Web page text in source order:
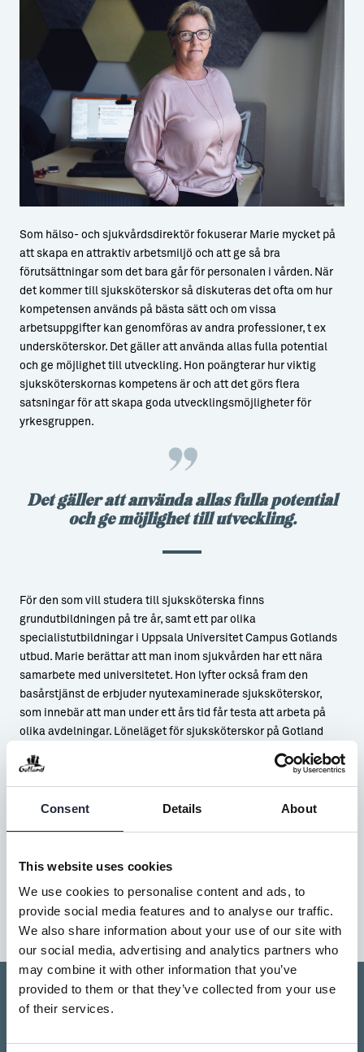
Consent Details About
This website uses cookies
We use cookies to personalise content and ads, to
provide social media features and to analyse our traffic.
We also share information about your use of our site with
our social media, advertising and analytics partners who
may combine it with other information that you’ve
provided to them or that they’ve collected from your use
of their services.
Som hälso- och sjukvårdsdirektör fokuserar Marie mycket på
att skapa en attraktiv arbetsmiljö och att ge så bra
förutsättningar som det bara går för personalen i vården. När
det kommer till sjuksköterskor så diskuteras det ofta om hur
kompetensen används på bästa sätt och om vissa
arbetsuppgifter kan genomföras av andra professioner, t ex
undersköterskor. Det gäller att använda allas fulla potential
och ge möjlighet till utveckling. Hon poängterar hur viktig
sjuksköterskornas kompetens är och att det görs flera
satsningar för att skapa goda utvecklingsmöjligheter för
yrkesgruppen.
Det gäller att använda allas fulla potential
och ge möjlighet till utveckling.
För den som vill studera till sjuksköterska finns
grundutbildningen på tre år, samt ett par olika
specialistutbildningar i Uppsala Universitet Campus Gotlands
utbud. Marie berättar att man inom sjukvården har ett nära
samarbete med universitetet. Hon lyfter också fram den
basårstjänst de erbjuder nyutexaminerade sjuksköterskor,
som innebär att man under ett års tid får testa att arbeta på
olika avdelningar. Löneläget för sjuksköterskor på Gotland
Att vara sjuksköterska innebär ofta både tunga skift och
oregelbundna arbetstider. Då krävs att man verkligen trivs i
inte alltför stora pendlingsavstånd och en härlig miljö på
viktig roll att skapa goda förutsättningar för att medarbetare
ska vilja söka sig till oss och stanna, avslutar Marie.